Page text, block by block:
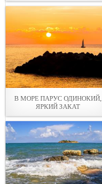
В МОРЕ ПАРУС ОДИНОКИЙ,
ЯРКИЙ ЗАКАТ